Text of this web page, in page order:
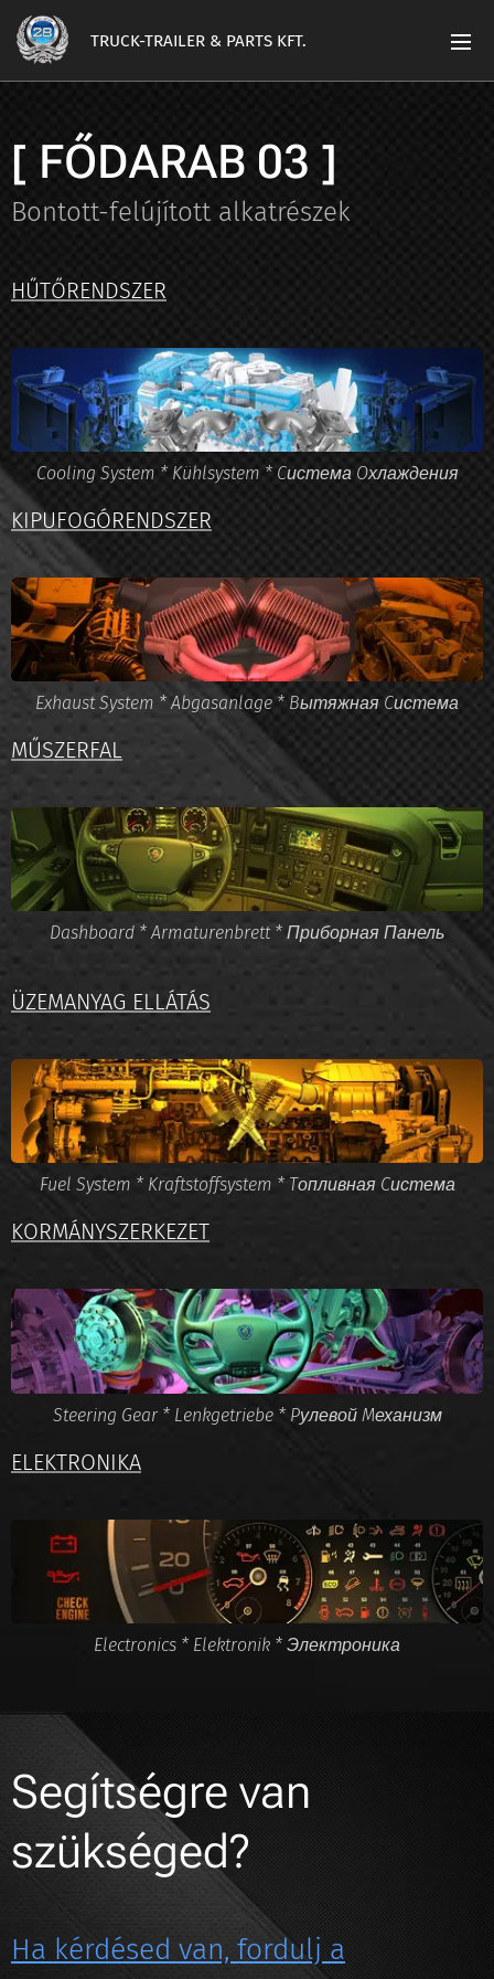
TRUCK-TRAILER & PARTS KFT.
[ FŐDARAB 03 ]
Bontott-felújított alkatrészek
HŰTŐRENDSZER
Cooling System * Kühlsystem * Cистема Oхлаждения
KIPUFOGÓRENDSZER
Exhaust System * Abgasanlage * Bытяжная Cистема
MŰSZERFAL
Dashboard * Armaturenbrett * Приборная Панель
ÜZEMANYAG ELLÁTÁS
Fuel System * Kraftstoffsystem * Tопливная Cистема
KORMÁNYSZERKEZET
Steering Gear * Lenkgetriebe * Pулевой Mеханизм
ELEKTRONIKA
Electronics * Elektronik * Электроника
Segítségre van
szükséged?
Ha kérdésed van, fordulj a